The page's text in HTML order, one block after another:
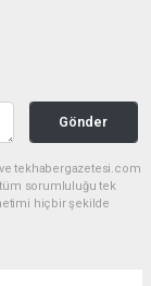
Gönder
tekhabergazetesi.com
tüm sorumluluğu tek
hiçbir şekilde